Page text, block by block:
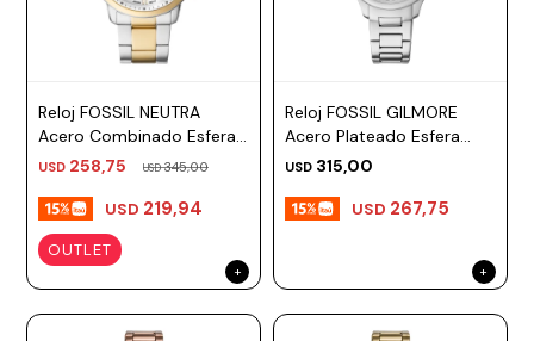
Reloj FOSSIL NEUTRA
Acero Combinado Esfera
44mm
USD 258,75 USD345,00
USD 219,94
OUTLET
Reloj FOSSIL GILMORE
Acero Plateado Esfera
38mm
USD 315,00
USD 267,75
Fossil
Rosefield
Maserati
Armani
Exchange
Bolígrafo
Lápiz
mecánico
HIDRATACIÓN
Metal
Plastico
Accesorios
MOCHILAS
Encendedores
Lentes
sol
OUTLET